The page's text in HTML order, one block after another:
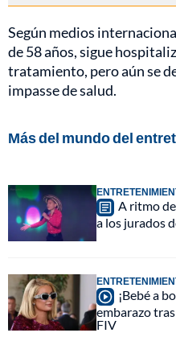
Según medios
de 58 años, sigue
tratamiento, pero aún se
impasse de salud.
Más del mundo del
A ritmo
a los jurados
¡Bebé a
embarazo
FIV